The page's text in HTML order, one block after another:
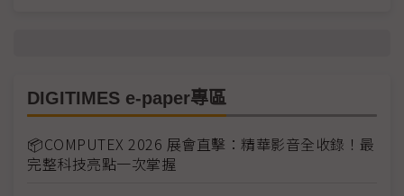
DIGITIMES e-paper專區
📦COMPUTEX 2026 展會直擊：精華影音全收錄！最
完整科技亮點一次掌握